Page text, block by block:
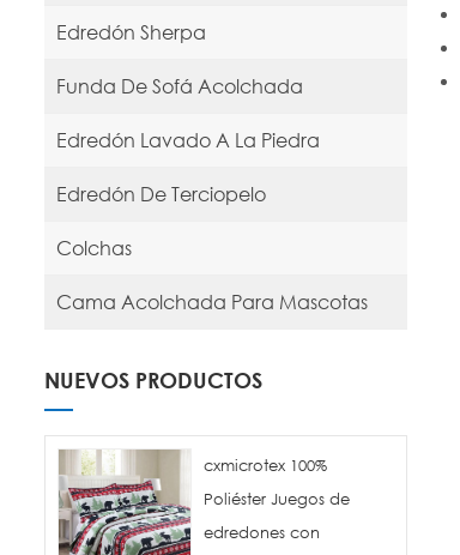
Edredón Sherpa
Funda De Sofá Acolchada
Edredón Lavado A La Piedra
Edredón De Terciopelo
Colchas
Cama Acolchada Para Mascotas
NUEVOS PRODUCTOS
cxmicrotex 100%
Poliéster Juegos de
edredones con